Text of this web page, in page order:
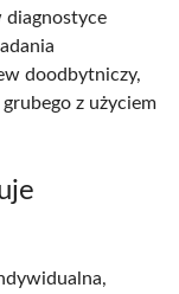
diagnostyce
doodbytniczy,
z użyciem